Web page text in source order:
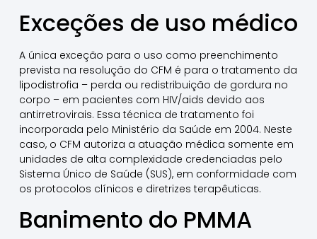
Exceções de uso médico
A única exceção para o uso como preenchimento
prevista na resolução do CFM é para o tratamento da
lipodistrofia – perda ou redistribuição de gordura no
corpo – em pacientes com HIV/aids devido aos
antirretrovirais. Essa técnica de tratamento foi
incorporada pelo Ministério da Saúde em 2004. Neste
caso, o CFM autoriza a atuação médica somente em
unidades de alta complexidade credenciadas pelo
Sistema Único de Saúde (SUS), em conformidade com
os protocolos clínicos e diretrizes terapêuticas.
Banimento do PMMA